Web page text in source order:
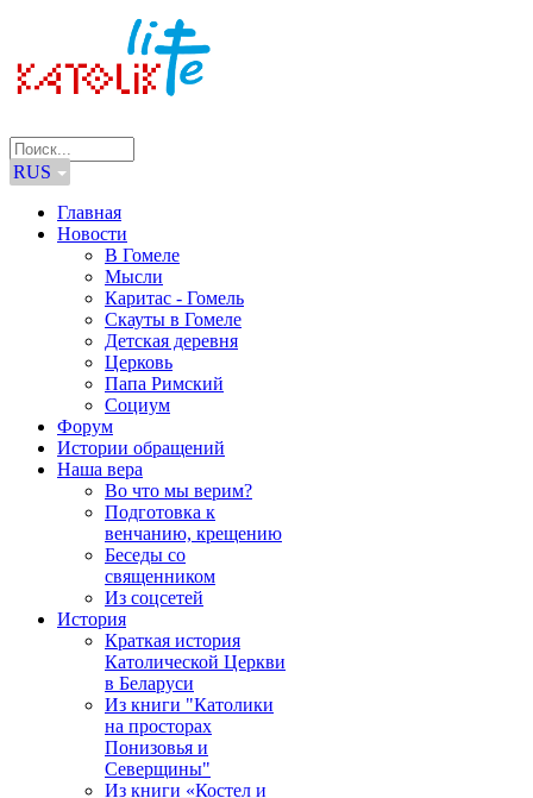
RUS
Главная
Новости
В Гомеле
Мысли
Каритас - Гомель
Скауты в Гомеле
Детская деревня
Церковь
Папа Римский
Социум
Форум
Истории обращений
Наша вера
Во что мы верим?
Подготовка к
венчанию, крещению
Беседы со
священником
Из соцсетей
История
Краткая история
Католической Церкви
в Беларуси
Из книги "Католики
на просторах
Понизовья и
Северщины"
Из книги «Костел и